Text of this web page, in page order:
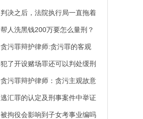
判决之后，法院执行局一直拖着
帮人洗黑钱200万要怎么量刑？
贪污罪辩护律师:贪污罪的客观
犯了开设赌场罪还可以判处缓刑
贪污罪辩护律师：贪污主观故意
逃汇罪的认定及刑事案件中举证
被拘役会影响到子女考事业编吗